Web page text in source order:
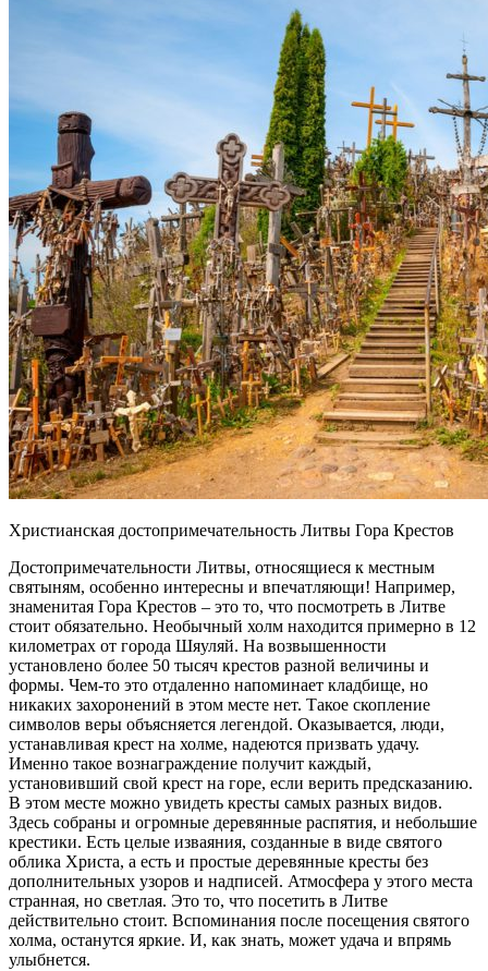
Христианская достопримечательность Литвы Гора Крестов
Достопримечательности Литвы, относящиеся к местным
святыням, особенно интересны и впечатляющи! Например,
знаменитая Гора Крестов – это то, что посмотреть в Литве
стоит обязательно. Необычный холм находится примерно в 12
километрах от города Шяуляй. На возвышенности
установлено более 50 тысяч крестов разной величины и
формы. Чем-то это отдаленно напоминает кладбище, но
никаких захоронений в этом месте нет. Такое скопление
символов веры объясняется легендой. Оказывается, люди,
устанавливая крест на холме, надеются призвать удачу.
Именно такое вознаграждение получит каждый,
установивший свой крест на горе, если верить предсказанию.
В этом месте можно увидеть кресты самых разных видов.
Здесь собраны и огромные деревянные распятия, и небольшие
крестики. Есть целые изваяния, созданные в виде святого
облика Христа, а есть и простые деревянные кресты без
дополнительных узоров и надписей. Атмосфера у этого места
странная, но светлая. Это то, что посетить в Литве
действительно стоит. Вспоминания после посещения святого
холма, останутся яркие. И, как знать, может удача и впрямь
улыбнется.